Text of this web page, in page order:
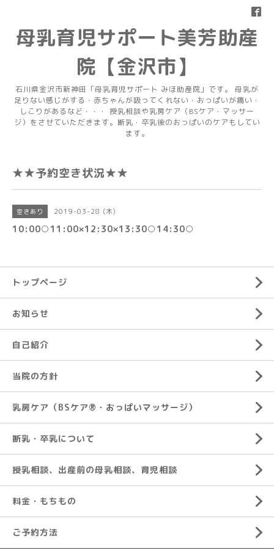
母乳育児サポート美芳助産
院【金沢市】
石川県金沢市新神田「母乳育児サポート みほ助産院」です。 母乳が
足りない感じがする・赤ちゃんが吸ってくれない・おっぱいが痛い・
しこりがあるなど・・・ 授乳相談や乳房ケア（BSケア・マッサー
ジ）をさせていただきます。断乳・卒乳後のおっぱいのケアもしてい
ます。
★★予約空き状況★★
空きあり 2019-03-28 (木)
10:00○11:00×12:30×13:30○14:30○
トップページ
お知らせ
自己紹介
当院の方針
乳房ケア（BSケア®︎・おっぱいマッサージ）
断乳・卒乳について
授乳相談、出産前の母乳相談、育児相談
料金・もちもの
ご予約方法